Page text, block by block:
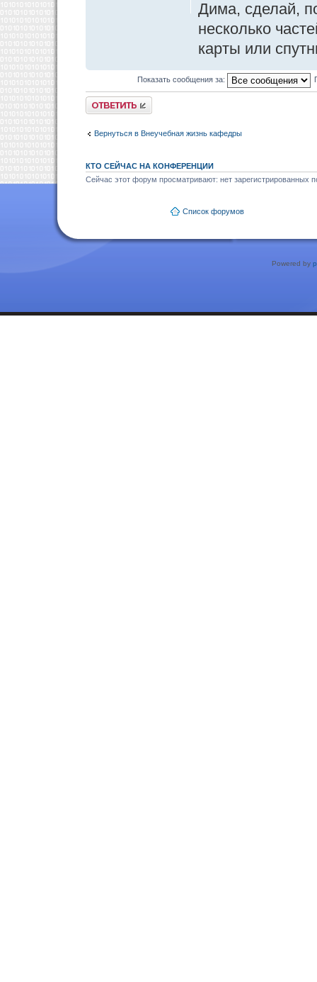
Дима, сделай,
несколько
карты или
Показать сообщения за:
Ответить
Вернуться в Внеучебная жизнь кафедры
КТО СЕЙЧАС НА КОНФЕРЕНЦИИ
Сейчас этот форум просматривают: нет зарегистрированных
Список форумов
Powered by